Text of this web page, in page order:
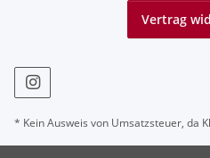
Vertrag
* Kein Ausweis von Umsatzsteuer, da